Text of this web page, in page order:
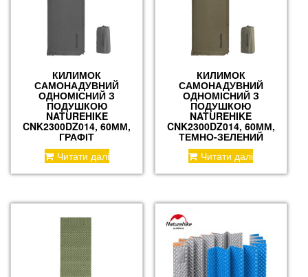
КИЛИМОК
САМОНАДУВНИЙ
ОДНОМІСНИЙ З
ПОДУШКОЮ
NATUREHIKE
CNK2300DZ014, 60ММ,
ГРАФІТ
Читати далі
КИЛИМОК
САМОНАДУВНИЙ
ОДНОМІСНИЙ З
ПОДУШКОЮ
NATUREHIKE
CNK2300DZ014, 60ММ,
ТЕМНО-ЗЕЛЕНИЙ
Читати далі